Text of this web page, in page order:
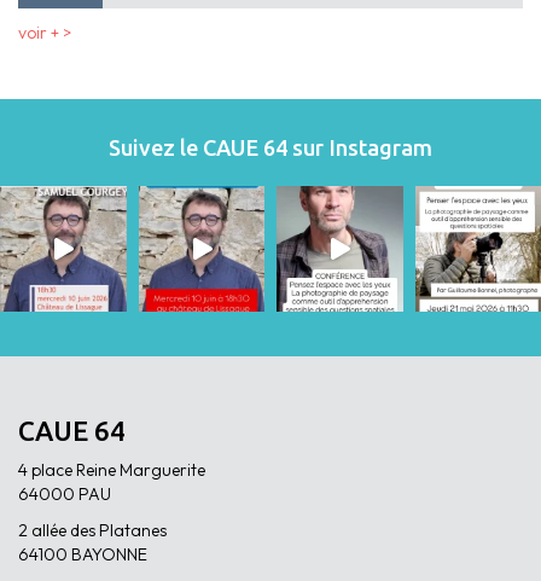
voir + >
Suivez le CAUE 64 sur Instagram
CAUE 64
4 place Reine Marguerite
64000 PAU
2 allée des Platanes
64100 BAYONNE